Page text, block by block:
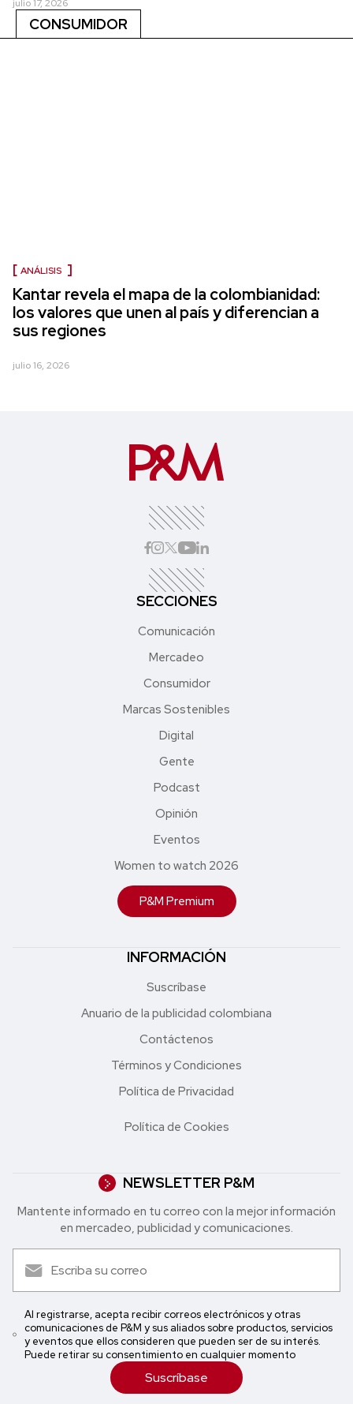
julio 17, 2026
CONSUMIDOR
ANÁLISIS
Kantar revela el mapa de la colombianidad:
los valores que unen al país y diferencian a
sus regiones
julio 16, 2026
SECCIONES
Comunicación
Mercadeo
Consumidor
Marcas Sostenibles
Digital
Gente
Podcast
Opinión
Eventos
Women to watch 2026
P&M Premium
INFORMACIÓN
Suscríbase
Anuario de la publicidad colombiana
Contáctenos
Términos y Condiciones
Política de Privacidad
Política de Cookies
NEWSLETTER P&M
Mantente informado en tu correo con la mejor in formación
en mercadeo, publicidad y comunicaciones.
Al registrarse, acepta recibir correos electrónicos y otras
comunicaciones de P&M y sus aliados sobre productos, servicios
y eventos que ellos consideren que pueden ser de su interés.
Puede retirar su consentimiento en cualquier momento
Suscríbase